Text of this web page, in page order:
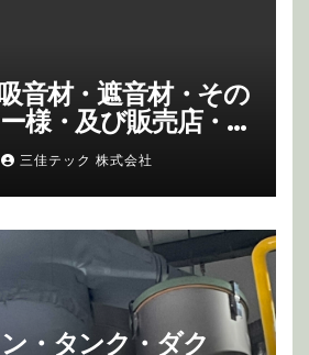
にてお問合せ願いま
音材・遮音材・その
様・及び販売店・商
させて頂いていま
三佳テック 株式会社
・タンク・ダク